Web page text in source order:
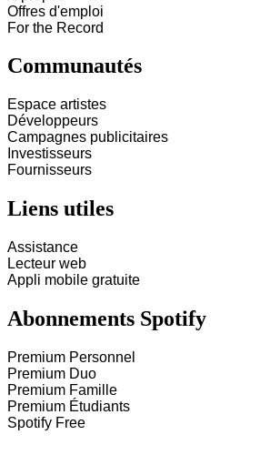
Offres d'emploi
For the Record
Communautés
Espace artistes
Développeurs
Campagnes publicitaires
Investisseurs
Fournisseurs
Liens utiles
Assistance
Lecteur web
Appli mobile gratuite
Abonnements Spotify
Premium Personnel
Premium Duo
Premium Famille
Premium Étudiants
Spotify Free